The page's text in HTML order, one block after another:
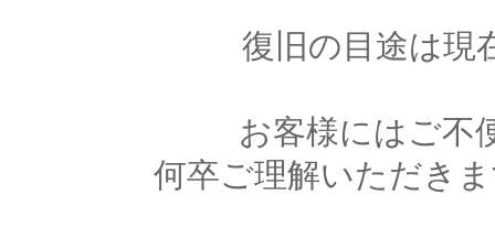
復旧の目途は現
お客様にはご不
何卒ご理解いただき